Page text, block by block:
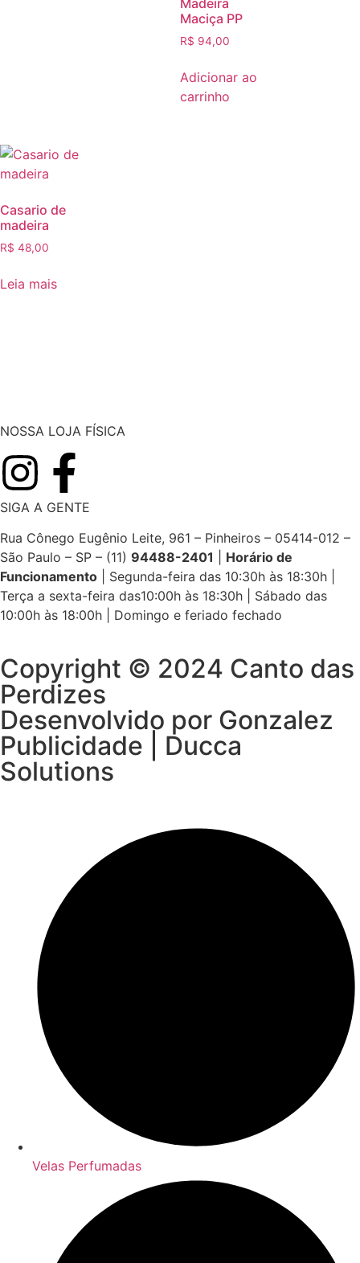
Madeira
Maciça PP
R$ 94,00
Adicionar ao
carrinho
Casario de
madeira
R$ 48,00
Leia mais
NOSSA LOJA FÍSICA
SIGA A GENTE
Rua Cônego Eugênio Leite, 961 – Pinheiros – 05414-012 –
São Paulo – SP – (11) 94488-2401
Horário de
Funcionamento
Segunda-feira das 10:30h às 18:30h |
Terça a sexta-feira das10:00h às 18:30h | Sábado das
10:00h às 18:00h | Domingo e feriado fechado
Copyright © 2024 Canto das
Perdizes
Desenvolvido por Gonzalez
Publicidade | Ducca
Solutions
Velas Perfumadas